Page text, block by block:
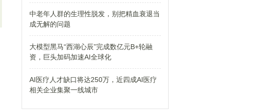
中老年人群的生理性脱发，别把精血衰退当
成无解的问题
大模型黑马“西湖心辰”完成数亿元B+轮融
资，巨头加码加速AI全球化
AI医疗人才缺口将达250万，近四成AI医疗
相关企业集聚一线城市